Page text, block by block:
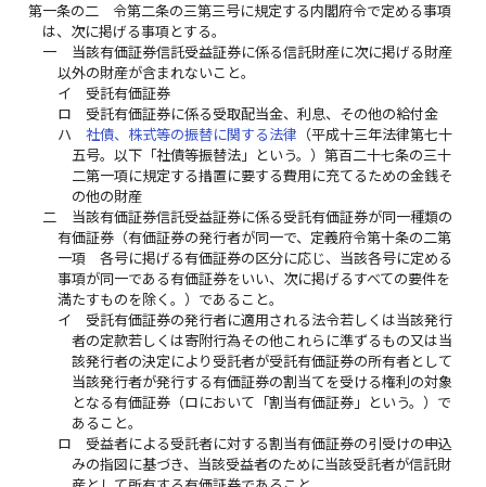
第一条の二
令第二条の三第三号に規定する内閣府令で定める事項
は、次に掲げる事項とする。
一
当該有価証券信託受益証券に係る信託財産に次に掲げる財産
以外の財産が含まれないこと。
イ
受託有価証券
ロ
受託有価証券に係る受取配当金、利息、その他の給付金
ハ
社債、株式等の振替に関する法律 （平成十三年法律第七十
五号。以下「社債等振替法」という。）第百二十七条の三十
二第一項に規定する措置に要する費用に充てるための金銭そ
の他の財産
二
当該有価証券信託受益証券に係る受託有価証券が同一種類の
有価証券（有価証券の発行者が同一で、定義府令第十条の二第
一項 各号に掲げる有価証券の区分に応じ、当該各号に定める
事項が同一である有価証券をいい、次に掲げるすべての要件を
満たすものを除く。）であること。
イ
受託有価証券の発行者に適用される法令若しくは当該発行
者の定款若しくは寄附行為その他これらに準ずるもの又は当
該発行者の決定により受託者が受託有価証券の所有者として
当該発行者が発行する有価証券の割当てを受ける権利の対象
となる有価証券（ロにおいて「割当有価証券」という。）で
あること。
ロ
受益者による受託者に対する割当有価証券の引受けの申込
みの指図に基づき、当該受益者のために当該受託者が信託財